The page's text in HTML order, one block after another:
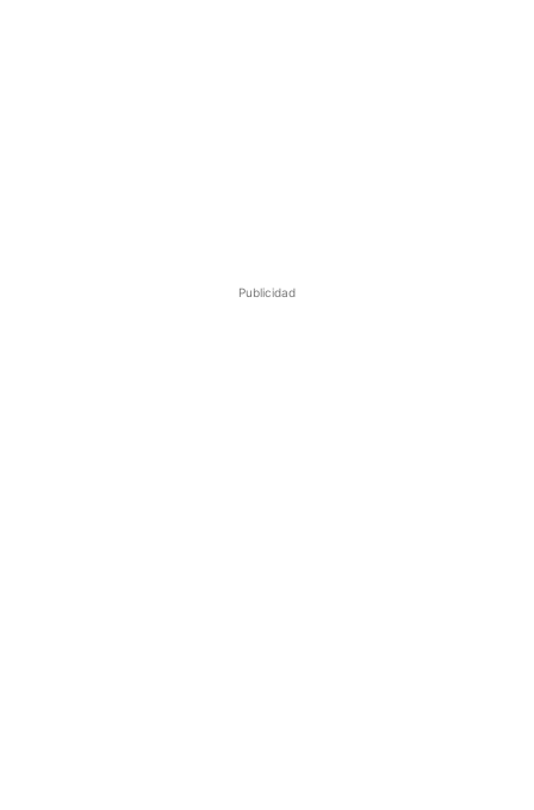
Publicidad